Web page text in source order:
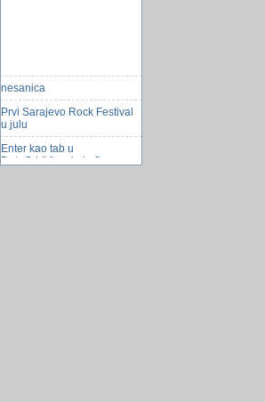
nesanica
Prvi Sarajevo Rock Festival
u julu
Enter kao tab u
DataGridView kako?